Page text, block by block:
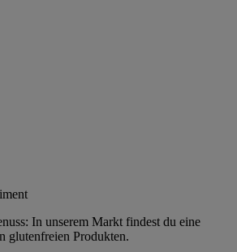
In unserem Markt findest du eine
glutenfreien Produkten.